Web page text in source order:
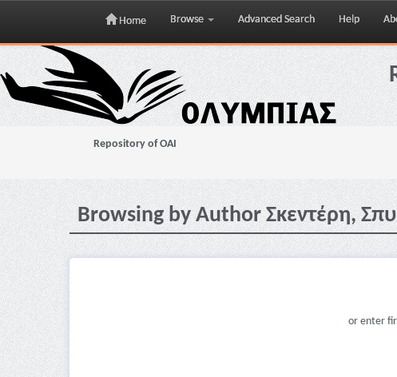
Skip
navigation
Home Browse Advanced Search Help
Repository of OAI
Browsing by Author Σκεντέρη,
or enter